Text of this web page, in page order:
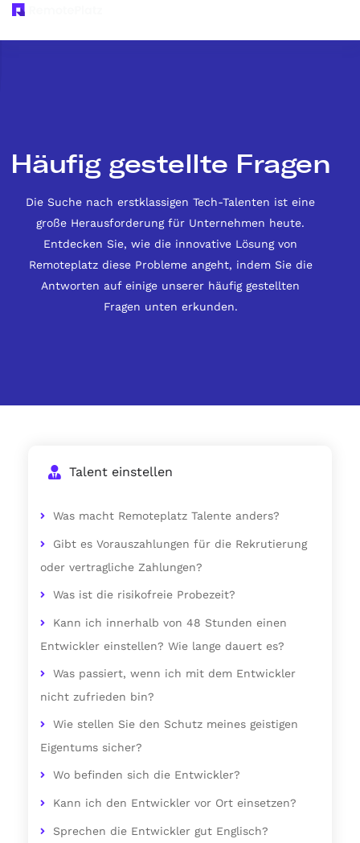
Häufig gestellte Fragen
Die Suche nach erstklassigen Tech-Talenten ist eine
große Herausforderung für Unternehmen heute.
Entdecken Sie, wie die innovative Lösung von
Remoteplatz diese Probleme angeht, indem Sie die
Antworten auf einige unserer häufig gestellten
Fragen unten erkunden.
Talent einstellen
Was macht Remoteplatz Talente anders?
Gibt es Vorauszahlungen für die Rekrutierung
oder vertragliche Zahlungen?
Was ist die risikofreie Probezeit?
Kann ich innerhalb von 48 Stunden einen
Entwickler einstellen? Wie lange dauert es?
Was passiert, wenn ich mit dem Entwickler
nicht zufrieden bin?
Wie stellen Sie den Schutz meines geistigen
Eigentums sicher?
Wo befinden sich die Entwickler?
Kann ich den Entwickler vor Ort einsetzen?
Sprechen die Entwickler gut Englisch?